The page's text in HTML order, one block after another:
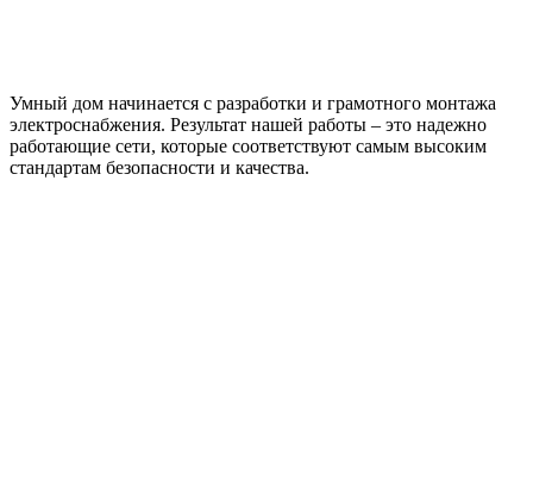
Умный дом начинается с разработки и грамотного монтажа
электроснабжения. Результат нашей работы – это надежно
работающие сети, которые соответствуют самым высоким
стандартам безопасности и качества.